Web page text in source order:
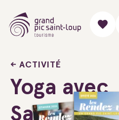
ACTIVITÉ
Yoga avec
Sarah